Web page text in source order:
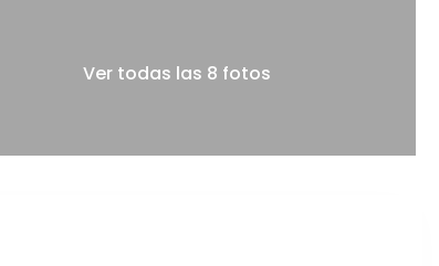
Ver todas las 8 fotos